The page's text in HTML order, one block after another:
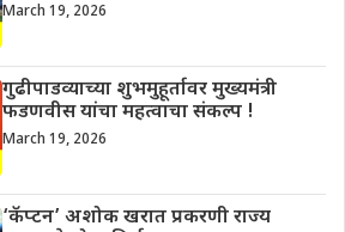
March 19, 2026
गुढीपाडव्याच्या शुभमुहूर्तावर मुख्यमंत्री
फडणवीस यांचा महत्वाचा संकल्प !
March 19, 2026
‘कॅप्टन’ अशोक खरात प्रकरणी राज्य